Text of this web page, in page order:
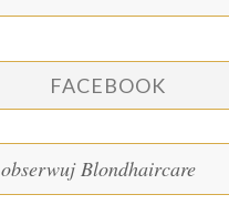
FACEBOOK
obserwuj Blondhaircare